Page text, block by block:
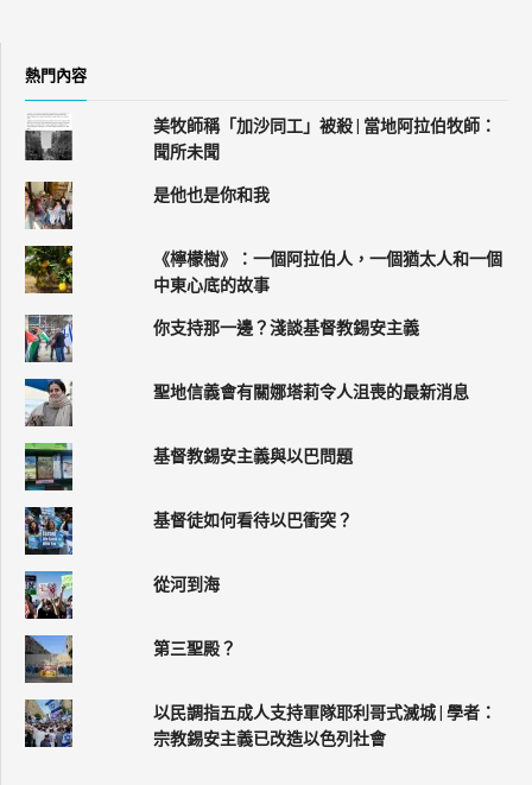
熱門內容
美牧師稱「加沙同工」被殺 | 當地阿拉伯牧師：
聞所未聞
是他也是你和我
《檸檬樹》：一個阿拉伯人，一個猶太人和一個
中東心底的故事
你支持那一邊？淺談基督教錫安主義
聖地信義會有關娜塔莉令人沮喪的最新消息
基督教錫安主義與以巴問題
基督徒如何看待以巴衝突？
從河到海
第三聖殿？
以民調指五成人支持軍隊耶利哥式滅城 | 學者：
宗教錫安主義已改造以色列社會